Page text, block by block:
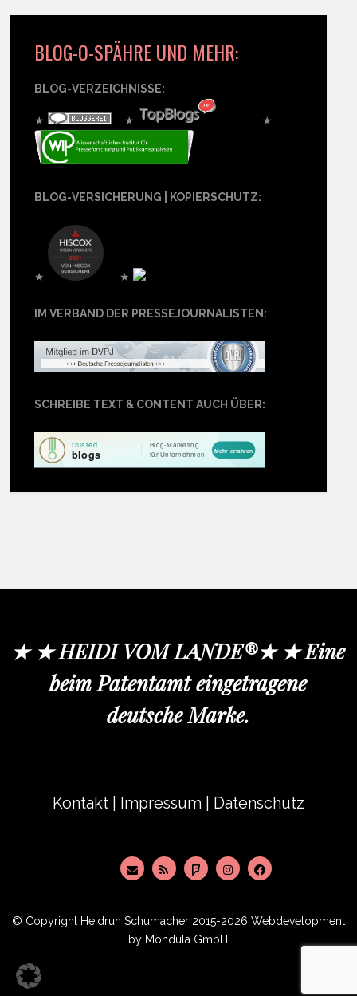
BLOG-O-SPÄHRE UND MEHR:
BLOG-VERZEICHNISSE:
★ ★ ★
BLOG-VERSICHERUNG | KOPIERSCHUTZ:
★ ★
IM VERBAND DER PRESSEJOURNALISTEN:
SCHREIBE TEXT & CONTENT AUCH ÜBER:
★ ★ HEIDI VOM LANDE®★ ★ Eine
beim Patentamt eingetragene
deutsche Marke.
Kontakt Impressum Datenschutz
© Copyright Heidrun Schumacher 2015-2026 Webdevelopment
by Mondula GmbH